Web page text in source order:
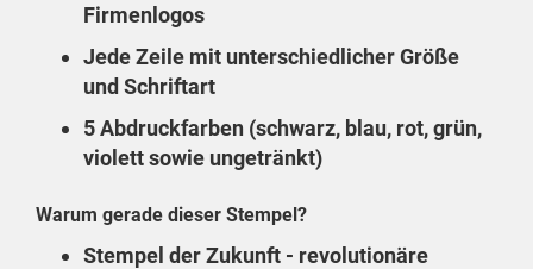
Firmenlogos
Jede Zeile mit unterschiedlicher Größe
und Schriftart
5 Abdruckfarben (schwarz, blau, rot, grün,
violett sowie ungetränkt)
Warum gerade dieser Stempel?
Stempel der Zukunft - revolutionäre